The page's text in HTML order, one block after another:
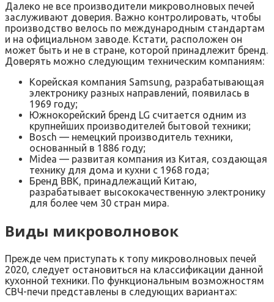
Далеко не все производители микроволновых печей
заслуживают доверия. Важно контролировать, чтобы
производство велось по международным стандартам
и на официальном заводе. Кстати, расположен он
может быть и не в стране, которой принадлежит бренд.
Доверять можно следующим техническим компаниям:
Корейская компания Samsung, разрабатывающая
электронику разных направлений, появилась в
1969 году;
Южнокорейский бренд LG считается одним из
крупнейших производителей бытовой техники;
Bosch — немецкий производитель техники,
основанный в 1886 году;
Midea — развитая компания из Китая, создающая
технику для дома и кухни с 1968 года;
Бренд BBK, принадлежащий Китаю,
разрабатывает высококачественную электронику
для более чем 30 стран мира.
Виды микроволновок
Прежде чем приступать к топу микроволновых печей
2020, следует остановиться на классификации данной
кухонной техники. По функциональным возможностям
СВЧ-печи представлены в следующих вариантах: